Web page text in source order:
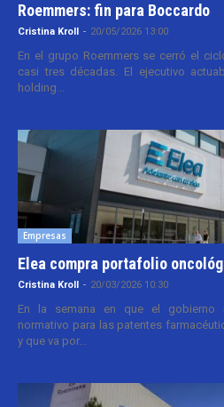
Roemmers: fin para Boccardo
Cristina Kroll - 20/05/2026 13:00
En el grupo Roemmers se cerró el
casi tres décadas. El ejecutivo
holding...
Empresas
Elea compra portafolio
Cristina Kroll - 20/03/2026 10:30
En la semana en que el gobierno
normativo para las patentes
y que va por...